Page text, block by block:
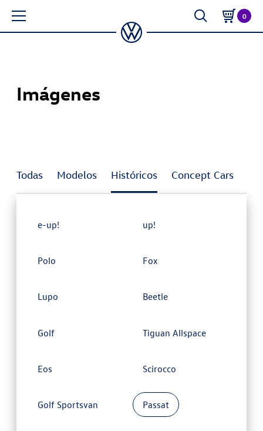
0
Imágenes
Todas Modelos Históricos Concept Cars
e-up! up!
Polo Fox
Lupo Beetle
Golf Tiguan Allspace
Eos Scirocco
Golf Sportsvan Passat